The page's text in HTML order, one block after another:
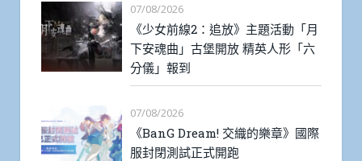
07/08/2026
《少女前線2：追放》主題活動「月
下安魂曲」古堡開放 精英人形「六
分儀」報到
07/08/2026
《BanG Dream! 交織的樂章》國際
服封閉測試正式開跑